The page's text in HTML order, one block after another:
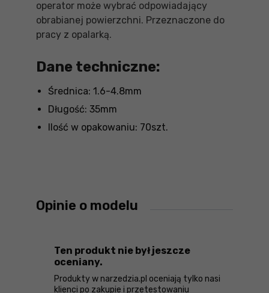
operator może wybrać odpowiadający
obrabianej powierzchni. Przeznaczone do
pracy z opalarką.
Dane techniczne:
Średnica: 1.6-4.8mm
Długość: 35mm
Ilość w opakowaniu: 70szt.
Opinie o modelu
Ten produkt nie był jeszcze
oceniany.
Produkty w narzedzia.pl oceniają tylko nasi
klienci po zakupie i przetestowaniu